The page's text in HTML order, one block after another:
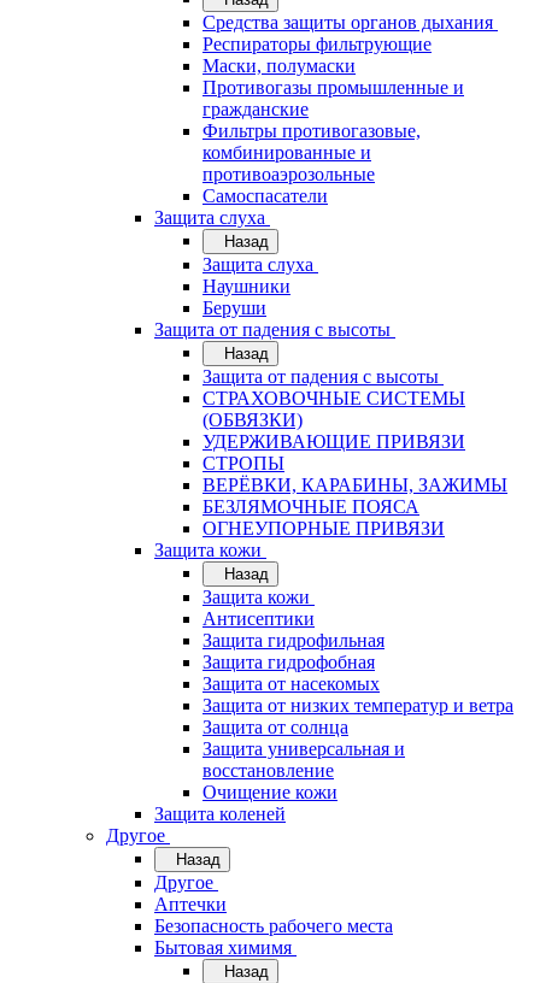
Средства защиты органов дыхания
Респираторы фильтрующие
Маски, полумаски
Противогазы промышленные и
гражданские
Фильтры противогазовые,
комбинированные и
противоаэрозольные
Самоспасатели
Защита слуха
Назад
Защита слуха
Наушники
Беруши
Защита от падения с высоты
Назад
Защита от падения с высоты
СТРАХОВОЧНЫЕ СИСТЕМЫ
(ОБВЯЗКИ)
УДЕРЖИВАЮЩИЕ ПРИВЯЗИ
СТРОПЫ
ВЕРЁВКИ, КАРАБИНЫ, ЗАЖИМЫ
БЕЗЛЯМОЧНЫЕ ПОЯСА
ОГНЕУПОРНЫЕ ПРИВЯЗИ
Защита кожи
Назад
Защита кожи
Антисептики
Защита гидрофильная
Защита гидрофобная
Защита от насекомых
Защита от низких температур и ветра
Защита от солнца
Защита универсальная и
восстановление
Очищение кожи
Защита коленей
Другое
Назад
Другое
Аптечки
Безопасность рабочего места
Бытовая химимя
Назад